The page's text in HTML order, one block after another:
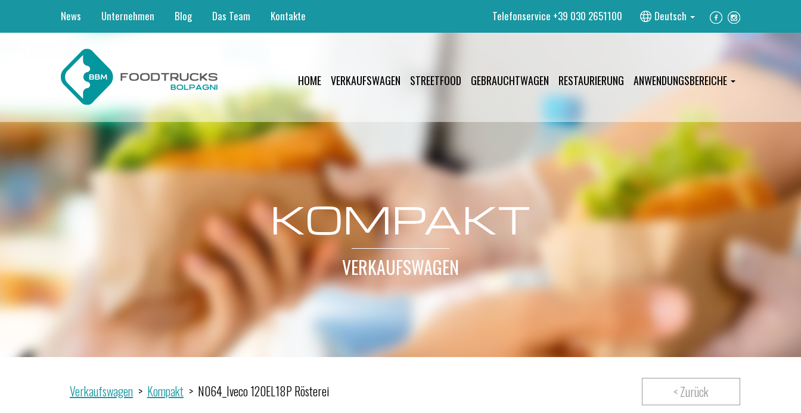
News Unternehmen Blog Das Team Kontakte Deutsch
Telefonservice +39 030 2651100
HOME VERKAUFSWAGEN STREETFOOD GEBRAUCHTWAGEN RESTAURIERUNG ANWENDUNGSBEREICHE
KOMPAKT
VERKAUFSWAGEN
Verkaufswagen Kompakt N064_Iveco 120EL18P Rösterei < Zurück